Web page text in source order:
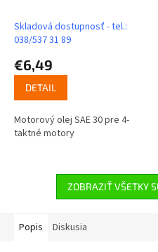
Skladová dostupnosť - tel.:
038/537 31 89
€6,49
DETAIL
Motorový olej SAE 30 pre 4-
taktné motory
ZOBRAZIŤ VŠETKY
Popis Diskusia